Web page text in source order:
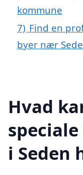
kommune
7) Find en
byer nær
Hvad
i Seden